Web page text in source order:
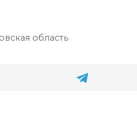
область